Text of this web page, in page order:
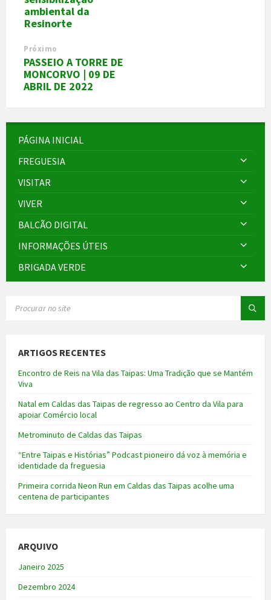
ambiental da
Resinorte
Próximo
PASSEIO A TORRE DE
MONCORVO | 09 DE
ABRIL DE 2022
PÁGINA INICIAL
FREGUESIA
VISITAR
VIVER
BALCÃO DIGITAL
INFORMAÇÕES ÚTEIS
BRIGADA VERDE
ARTIGOS RECENTES
Encontro de Reis na Vila das Taipas: Uma Tradição que se Mantém
Viva
Natal em Caldas das Taipas de regresso ao Centro da Vila para
apoiar Comércio local
Metrominuto de Caldas das Taipas
“Entre Taipas e Histórias” Podcast pioneiro dá voz à memória e
identidade da freguesia
Primeira corrida Neon Run em Caldas das Taipas acolhe uma
centena de participantes
ARQUIVO
Janeiro 2025
Dezembro 2024